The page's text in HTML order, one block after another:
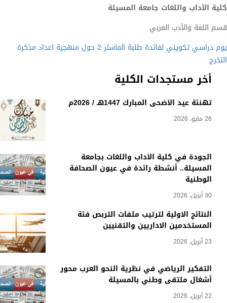
أخر مستجدات الكلية
تهنئة عيد الأضحى المبارك 1447هـ / 2026م
26 مايو، 2026
الجودة في كلية الآداب واللغات بجامعة
المسيلة.. أنشطة رائدة في عيون الصحافة
الوطنية
30 أبريل، 2026
النتائج الاولية لترتيب ملفات التربص فئة
المستخدمين الاداريين والتقنيين
23 أبريل، 2026
التفكير الرياضي في نظرية النحو العرب محور
أشغال ملتقى وطني بالمسيلة
22 أبريل، 2026
كلية الآداب واللغات جامعة المسيلة
قسم اللغة والأدب العربي
يوم دراسي تكويني لفائدة طلبة الماستر 2 حول منهجية اعداد مذكرة
التخرج